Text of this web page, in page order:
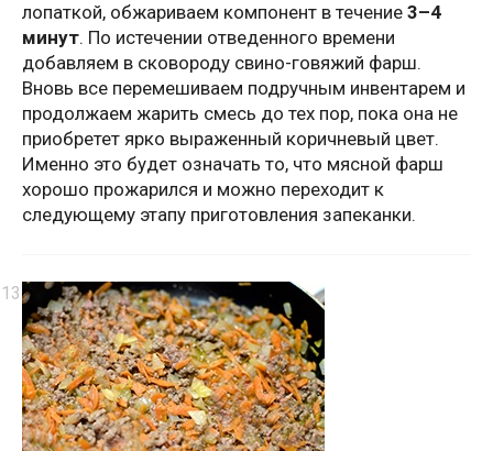
лопаткой, обжариваем компонент в течение 3–4
минут. По истечении отведенного времени
добавляем в сковороду свино-говяжий фарш.
Вновь все перемешиваем подручным инвентарем и
продолжаем жарить смесь до тех пор, пока она не
приобретет ярко выраженный коричневый цвет.
Именно это будет означать то, что мясной фарш
хорошо прожарился и можно переходит к
следующему этапу приготовления запеканки.